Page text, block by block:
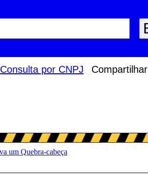
Consulta por CNPJ Compartilhar